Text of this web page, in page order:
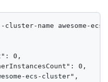
name awesome-
0,
0,
ecs-cluster",